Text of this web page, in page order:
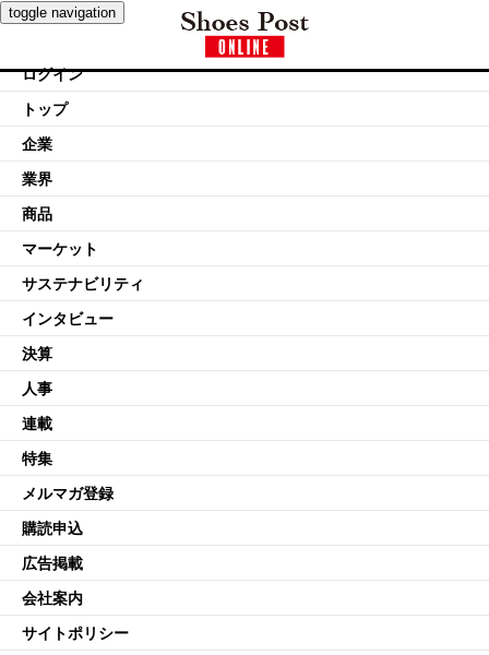
toggle navigation
ログイン
トップ
企業
業界
商品
マーケット
サステナビリティ
インタビュー
決算
人事
連載
特集
メルマガ登録
購読申込
広告掲載
会社案内
サイトポリシー